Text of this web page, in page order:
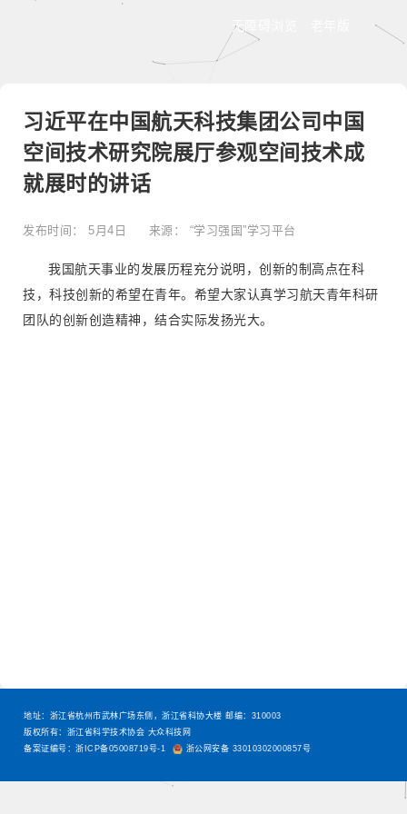
无障碍浏览
习近平在中国航天科技集团公司中国
空间技术研究院展厅参观空间技术成
就展时的讲话
发布时间： 5月4日 来源： “学习强国”学习平台
我国航天事业的发展历程充分说明，创新的制高点在科
技，科技创新的希望在青年。希望大家认真学习航天青年科研
团队的创新创造精神，结合实际发扬光大。
地址：浙江省杭州市武林广场东侧，浙江省科协大楼 邮编：310003
版权所有：浙江省科学技术协会 大众科技网
备案证编号：浙ICP备05008719号-1
浙公网安备 33010302000857号